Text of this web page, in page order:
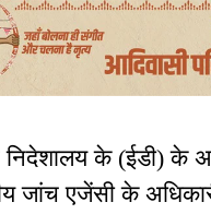
निदेशालय के (ईडी) के
जांच एजेंसी के